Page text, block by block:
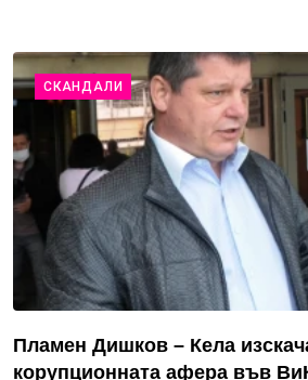
СКАНДАЛИ
Пламен Дишков – Кела
корупционната афера във